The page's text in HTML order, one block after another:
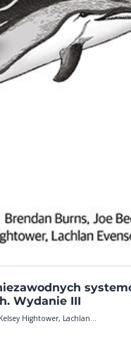
Wydanie III
Hightower, Lachlan...